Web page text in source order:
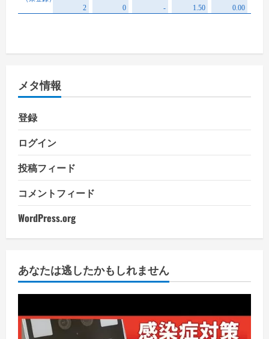
メタ情報
登録
ログイン
投稿フィード
コメントフィード
WordPress.org
あなたは逃したかもしれません